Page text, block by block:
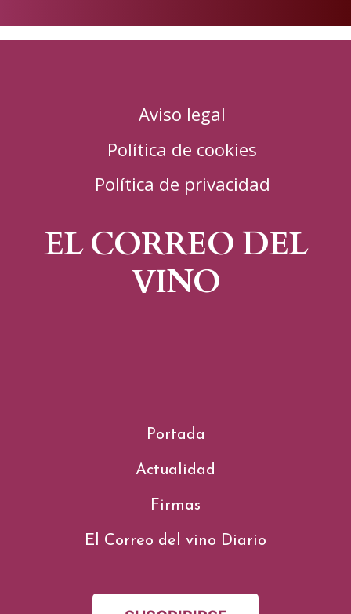
Aviso legal
Política de cookies
Política de privacidad
EL CORREO DEL
VINO
Portada
Actualidad
Firmas
El Correo del vino Diario